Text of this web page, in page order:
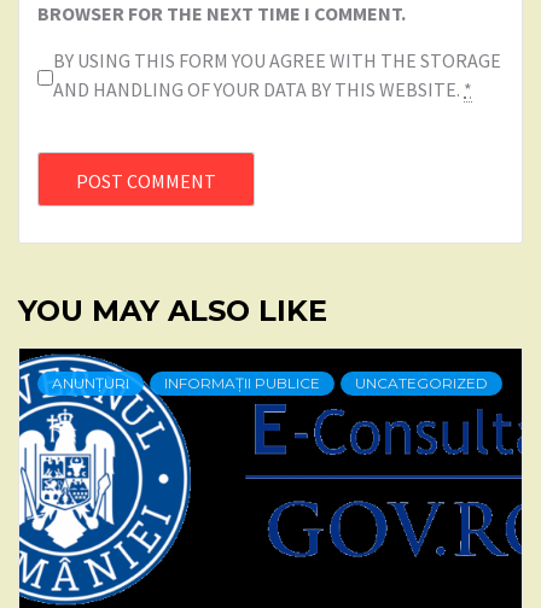
BROWSER FOR THE NEXT TIME I COMMENT.
BY USING THIS FORM YOU AGREE WITH THE STORAGE
AND HANDLING OF YOUR DATA BY THIS WEBSITE. *
YOU MAY ALSO LIKE
ANUNȚURI INFORMAȚII PUBLICE UNCATEGORIZED